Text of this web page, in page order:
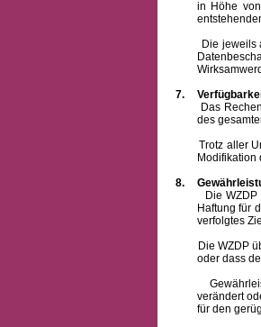
in Höhe
Die jeweils
7.
Das
des
Trotz aller
Modifikation
8.
Die WZDP
Haftung für
verfolgtes
Die WZDP
oder dass
verändert
für den